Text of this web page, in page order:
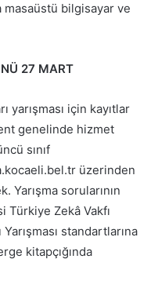
bilgisayar ve
27 MART
yarışması için kayıtlar
genelinde hizmet
sınıf
üzerinden
Yarışma sorularının
Türkiye Zekâ Vakfı
standartlarına
kitapçığında